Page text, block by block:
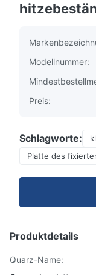
Modellnummer:
Preis:
Schlagworte:
Platte des
Produktdetails
Quarz-Name: